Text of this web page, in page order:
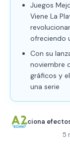
Juegos
Viene La
ofreciendo
Con su
noviembre
gráficos y
una serie
ciona
5